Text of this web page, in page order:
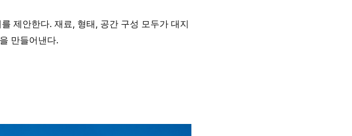
제안한다. 재료, 형태, 공간 구성 모두가 대지
만들어낸다.